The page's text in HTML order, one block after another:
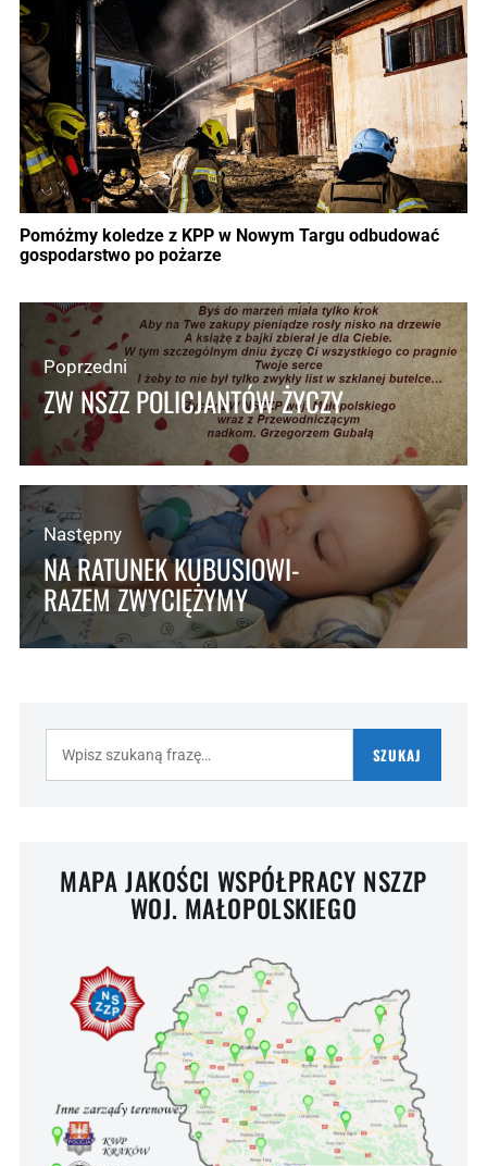
Pomóżmy koledze z KPP w Nowym Targu odbudować
gospodarstwo po pożarze
Poprzedni
ZW NSZZ POLICJANTÓW ŻYCZY
Następny
NA RATUNEK KUBUSIOWI-
RAZEM ZWYCIĘŻYMY
SZUKAJ
MAPA JAKOŚCI WSPÓŁPRACY NSZZP
WOJ. MAŁOPOLSKIEGO